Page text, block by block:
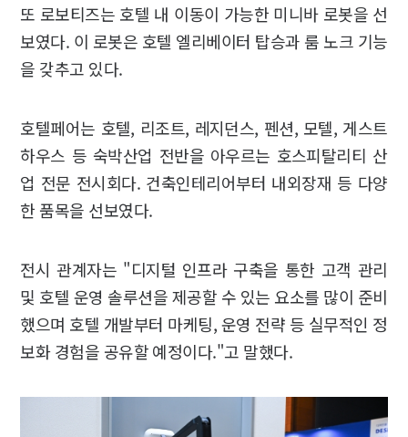
또 로보티즈는 호텔 내 이동이 가능한 미니바 로봇을 선
보였다. 이 로봇은 호텔 엘리베이터 탑승과 룸 노크 기능
을 갖추고 있다.
호텔페어는 호텔, 리조트, 레지던스, 펜션, 모텔, 게스트
하우스 등 숙박산업 전반을 아우르는 호스피탈리티 산
업 전문 전시회다. 건축인테리어부터 내외장재 등 다양
한 품목을 선보였다.
전시 관계자는 "디지털 인프라 구축을 통한 고객 관리
및 호텔 운영 솔루션을 제공할 수 있는 요소를 많이 준비
했으며 호텔 개발부터 마케팅, 운영 전략 등 실무적인 정
보화 경험을 공유할 예정이다."고 말했다.